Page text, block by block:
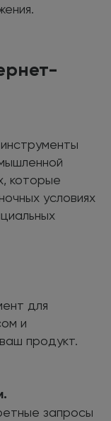
которые
условиях
для
и
продукт.
запросы